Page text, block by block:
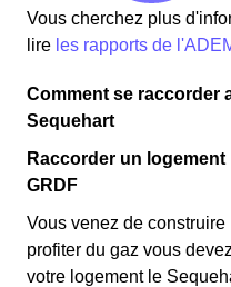
Vous cherchez plus
lire les rapports de
Comment se raccorder
Sequehart
Raccorder un
GRDF
Vous venez de
profiter du gaz vous
votre logement le